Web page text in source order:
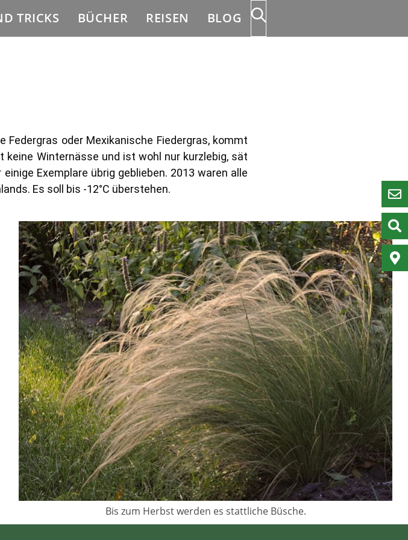
TRICKS BÜCHER REISEN BLOG
Federgras oder Mexikanische Fiedergras, kommt
keine Winternässe und ist wohl nur kurzlebig, sät
Exemplare übrig geblieben. 2013 waren alle
Es soll bis -12°C überstehen.
Bis zum Herbst werden es stattliche Büsche.